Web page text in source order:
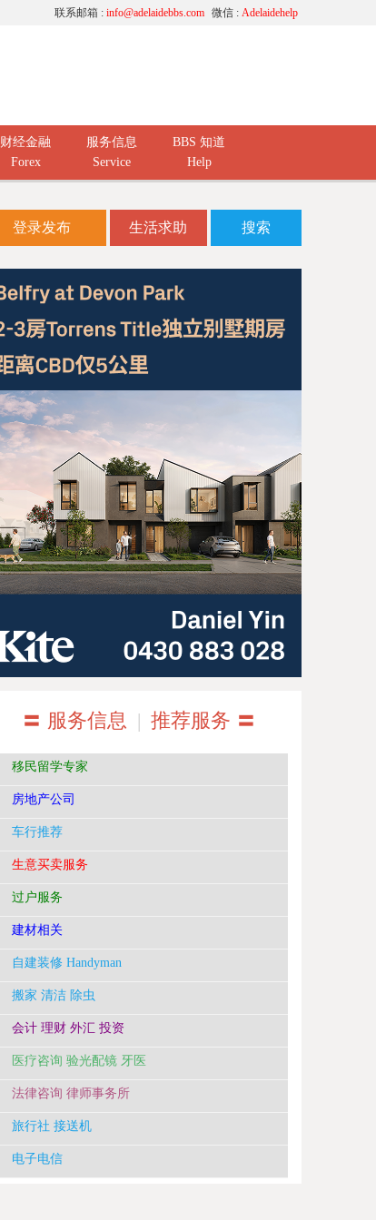
微信 : Adelaidehelp
联系邮箱 : info@adelaidebbs.com
财经金融
Forex
服务信息
Service
BBS 知道
Help
登录发布 生活求助 搜索
〓 服务信息 | 推荐服务 〓
移民留学专家
房地产公司
车行推荐
生意买卖服务
过户服务
建材相关
自建装修 Handyman
搬家 清洁 除虫
会计 理财 外汇 投资
医疗咨询 验光配镜 牙医
法律咨询 律师事务所
旅行社 接送机
电子电信